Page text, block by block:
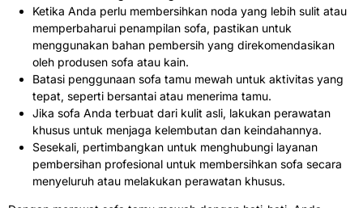
Ketika Anda perlu membersihkan noda yang lebih sulit atau
memperbaharui penampilan sofa, pastikan untuk
menggunakan bahan pembersih yang direkomendasikan
oleh produsen sofa atau kain.
Batasi penggunaan sofa tamu mewah untuk aktivitas yang
tepat, seperti bersantai atau menerima tamu.
Jika sofa Anda terbuat dari kulit asli, lakukan perawatan
khusus untuk menjaga kelembutan dan keindahannya.
Sesekali, pertimbangkan untuk menghubungi layanan
pembersihan profesional untuk membersihkan sofa secara
menyeluruh atau melakukan perawatan khusus.